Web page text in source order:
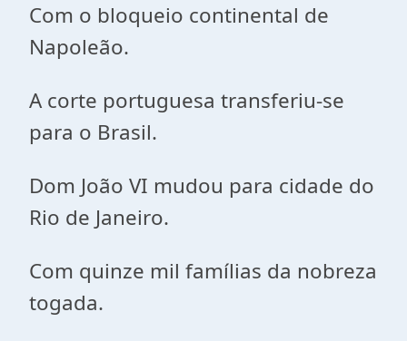
Com o bloqueio continental de
Napoleão.
A corte portuguesa transferiu-se
para o Brasil.
Dom João VI mudou para cidade do
Rio de Janeiro.
Com quinze mil famílias da nobreza
togada.